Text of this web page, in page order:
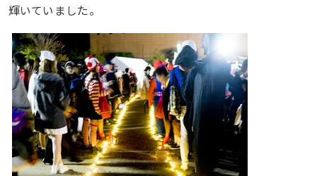
輝いていました。